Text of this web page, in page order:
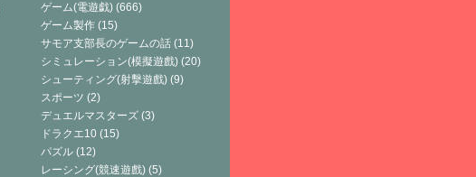
ゲーム(電遊戯) (666)
ゲーム製作 (15)
サモア支部長のゲームの話 (11)
シミュレーション(模擬遊戲) (20)
シューティング(射擊遊戲) (9)
スポーツ (2)
デュエルマスターズ (3)
ドラクエ10 (15)
パズル (12)
レーシング(競速遊戲) (5)